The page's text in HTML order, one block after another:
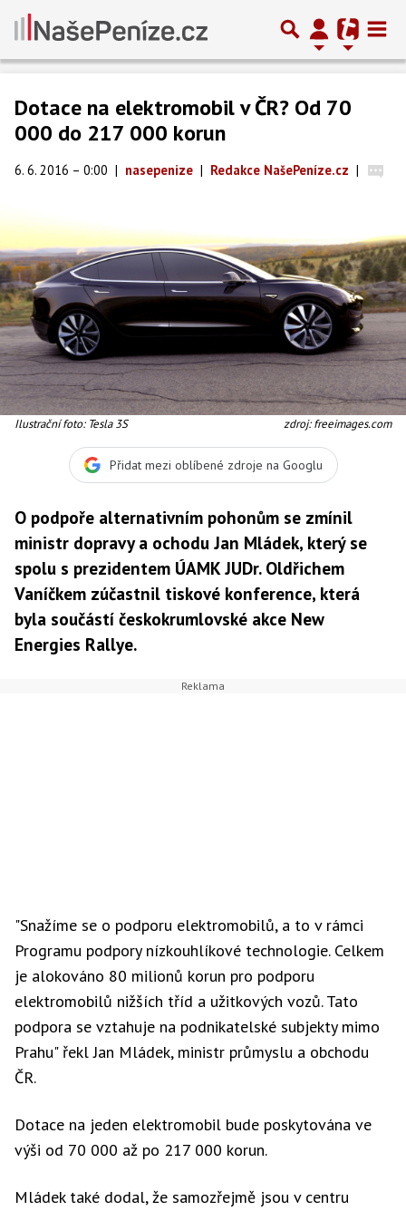
Dotace na elektromobil v ČR? Od 70
000 do 217 000 korun
6. 6. 2016 – 0:00 | nasepenize | Redakce NašePeníze.cz |
Ilustrační foto: Tesla 3S zdroj: freeimages.com
Přidat mezi oblíbené zdroje na Googlu
O podpoře alternativním pohonům se zmínil
ministr dopravy a ochodu Jan Mládek, který se
spolu s prezidentem ÚAMK JUDr. Oldřichem
Vaníčkem zúčastnil tiskové konference, která
byla součástí českokrumlovské akce New
Energies Rallye.
"Snažíme se o podporu elektromobilů, a to v rámci
Programu podpory nízkouhlíkové technologie. Celkem
je alokováno 80 milionů korun pro podporu
elektromobilů nižších tříd a užitkových vozů. Tato
podpora se vztahuje na podnikatelské subjekty mimo
Prahu" řekl Jan Mládek, ministr průmyslu a obchodu
ČR.
Dotace na jeden elektromobil bude poskytována ve
výši od 70 000 až po 217 000 korun.
Mládek také dodal, že samozřejmě jsou v centru